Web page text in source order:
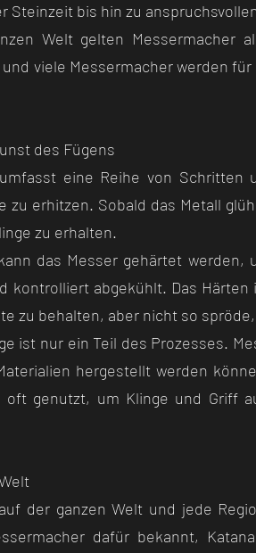
Steinzeit bis hin zu
Welt gelten Messermacher
viele Messermacher werden
des Fügens
eine Reihe von Schritten
zu erhitzen. Sobald das Metall
zu erhalten.
das Messer gehärtet
kontrolliert abgekühlt. Das
zu behalten, aber nicht so
ist nur ein Teil des Prozesses.
hergestellt werden
oft genutzt, um Klinge und Griff
der ganzen Welt und jede
dafür bekannt,